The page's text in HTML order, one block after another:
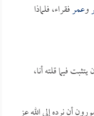
وعمرفقراء، فلماذا
فيما قلته أنا،